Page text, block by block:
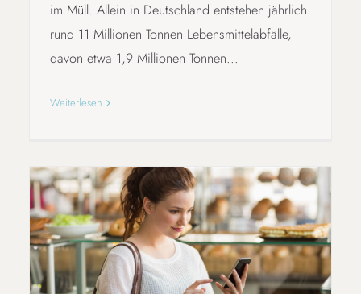
im Müll. Allein in Deutschland entstehen jährlich
rund 11 Millionen Tonnen Lebensmittelabfälle,
davon etwa 1,9 Millionen Tonnen...
Weiterlesen
NACHHALTIGKEIT TO GO